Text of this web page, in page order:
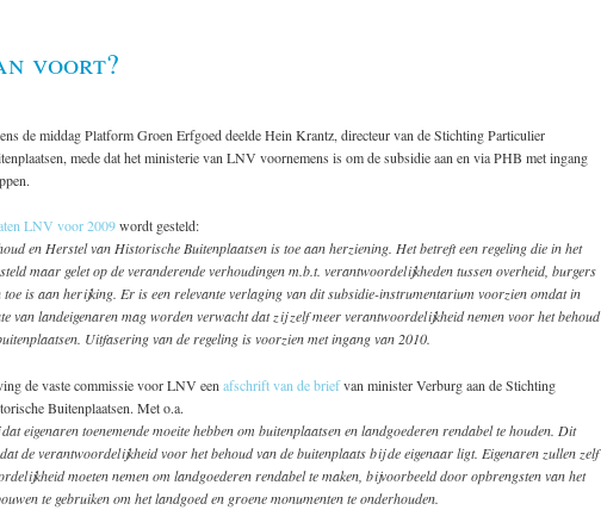
voort?
de middag Platform Groen Erfgoed deelde Hein Krantz, directeur van de Stichting Particulier
mede dat het ministerie van LNV voornemens is om de subsidie aan en via PHB met ingang
LNV voor 2009wordt gesteld:
en Herstel van Historische Buitenplaatsen is toe aan herziening. Het betreft een regeling die in het
maar gelet op de veranderende verhoudingen m.b.t. verantwoordelijkheden tussen overheid, burgers
toe is aan herijking. Er is een relevante verlaging van dit subsidie-instrumentarium voorzien omdat in
van landeigenaren mag worden verwacht dat zij zelf meer verantwoordelijkheid nemen voor het behoud
Uitfasering van de regeling is voorzien met ingang van 2010.
de vaste commissie voor LNV een afschrift van de briefvan minister Verburg aan de Stichting
Buitenplaatsen. Met o.a.
eigenaren toenemende moeite hebben om buitenplaatsen en landgoederen rendabel te houden. Dit
de verantwoordelijkheid voor het behoud van de buitenplaats bij de eigenaar ligt. Eigenaren zullen zelf
moeten nemen om landgoederen rendabel te maken, bijvoorbeeld door opbrengsten van het
te gebruiken om het landgoed en groene monumenten te onderhouden.